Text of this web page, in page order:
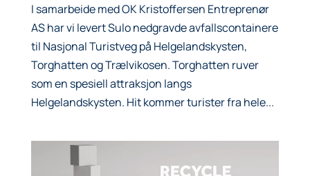
I samarbeide med OK Kristoffersen Entreprenør
AS har vi levert Sulo nedgravde avfallscontainere
til Nasjonal Turistveg på Helgelandskysten,
Torghatten og Trælvikosen. Torghatten ruver
som en spesiell attraksjon langs
Helgelandskysten. Hit kommer turister fra hele...